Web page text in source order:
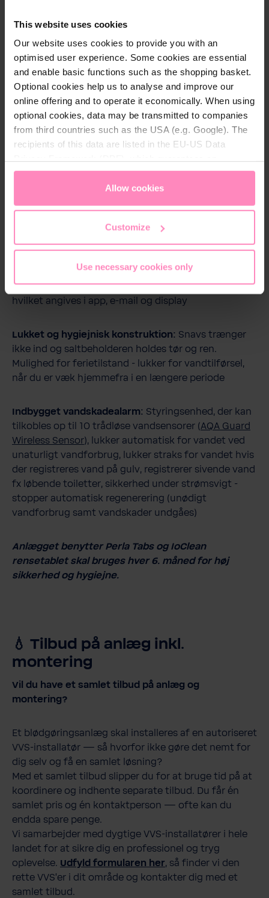
This website uses cookies
Our website uses cookies to provide you with an
optimised user experience. Some cookies are essential
and enable basic functions such as the shopping basket.
Optional cookies help us to analyse and improve our
online offering and to operate it economically. When using
optional cookies, data may be transmitted to companies
from third countries such as the USA (e.g. Google). The
recipients of this data are listed in the EU-US Data
appropriate level of data protection. You canaccept all
only allow necessary cookies
access and change your chosen setting at any time in
Allow cookies
Customize
Use necessary cookies only
ferietilstand
Elsker app-styring
BWT Perla forbindes til WiFi og via Best Water App.
Her får du overblik over blødgøringsanlæggets
status og modtager relevante notifikationer -
eksempelvis ved service eller når der skal fyldes mere
salt på anlægget. Desuden beskytter BWT Perla mod
vandskader med de integrerede sikkerhedssystemer.
Nu beskytter du ikke kun dit hjem mod kalk, men
også mod vandskader.
Intelligent forbrug af salt og vand:Perla tager altid
udgangspunkt i det faktiske forbrug af blødgjort
Notifikationer om saltforbrug og tid til
påfyldning:Overvåger den faktiske saltbeholdning,
hvilket angives i app, e-mail og display
Lukket og hygiejnisk konstruktion: Snavs trænger
ikke ind og saltbeholderen holdes tør og ren.
Mulighed for ferietilstand - lukker for vandtilførsel,
når du er væk hjemmefra i en længere periode
Indbygget vandskadealarm: Styringsenhed, der kan
tilkobles op til 10 trådløse vandsensorer (AQA Guard
Wireless Sensor), lukker automatisk for vandet ved
unaturligt vandforbrug, lukker straks for vandet hvis
der registreres vand på gulv, registrerer sivende vand
fx løbende toiletter, sikkerhed under strømsvigt -
stopper automatisk regenerering (unødigt
vandforbrug samt vandskader undgåes)
Anlægget benytter Perla Tabs og IoClean
rensetablet skal bruges hver 6. måned for høj
sikkerhed og hygiejne.
💧 Tilbud på anlæg inkl.
montering
Vil du have et samlet tilbud på anlæg og
montering?
Et blødgøringsanlæg skal installeres af en autoriseret
VVS-installatør — så hvorfor ikke gøre det nemt for
dig selv og få en samlet løsning?
Med et samlet tilbud slipper du for at bruge tid på at
koordinere og indhente separate tilbud. Du får én
samlet pris og én kontaktperson — ofte kan du
endda spare penge.
Vi samarbejder med dygtige VVS-installatører i hele
landet for at sikre dig en professionel og tryg
oplevelse. Udfyld formularen her, så finder vi den
rette VVS’er i dit område og kontakter dig med et
samlet tilbud.